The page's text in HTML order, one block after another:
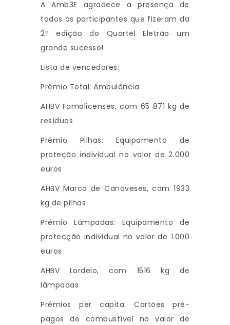
A Amb3E agradece a presença de
todos os participantes que fizeram da
2ª edição do Quartel Eletrão um
grande sucesso!
Lista de vencedores:
Prémio Total: Ambulância
AHBV Famalicenses, com 65 871 kg de
resíduos
Prémio Pilhas: Equipamento de
proteção individual no valor de 2.000
euros
AHBV Marco de Canaveses, com 1933
kg de pilhas
Prémio Lâmpadas: Equipamento de
protecção individual no valor de 1.000
euros
AHBV Lordelo, com 1516 kg de
lâmpadas
Prémios per capita: Cartões pré-
pagos de combustível no valor de